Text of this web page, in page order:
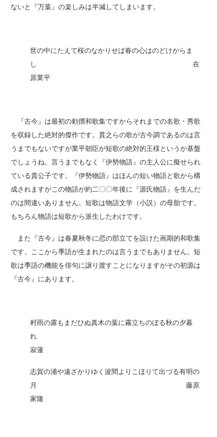
ないと『万葉』の楽しみは半減してしまいます。
世の中にたえて桜のなかりせば春の心はのどけからま
し 在
原業平
『古今』は最初の勅撰和歌集ですからそれまでの名歌・秀歌
を収録した絶対的傑作です。貫之らの歌が古今調であるのは言
うまでもないですが業平朝臣が短歌の絶対的王様というか基盤
でしょうね。言うまでもなく『伊勢物語』の主人公に擬せられ
ている貴公子です。『伊勢物語』はほんの短い物語と歌から構
成されますがこの物語が約二〇〇年後に『源氏物語』を生んだ
のは間違いありません。短歌は物語文学（小説）の母胎です。
もちろん物語は短歌から派生したわけです。
また『古今』は春夏秋冬に恋の部立てを設けた画期的和歌集
です。ここから季語が生まれたのは言うまでもありません。短
歌は季語の機能を俳句に譲り渡すことになりますがその初源は
『古今』にあります。
村雨の露もまだひぬ真木の葉に霧立ちのぼる秋の夕暮
れ
寂蓮
志賀の浦や遠ざかりゆく波間よりこほりて出づる有明の
月 藤原
家隆